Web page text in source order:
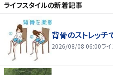
ライフスタイルの新着記事
背骨のストレッチ
2026/08/08 06:00ラ